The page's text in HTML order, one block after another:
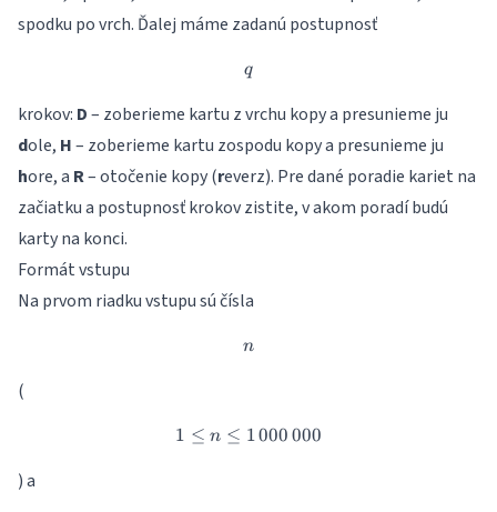
spodku po vrch. Ďalej máme zadanú postupnosť
q
q
krokov: D– zoberieme kartu z vrchu kopy a presunieme ju
dole, H– zoberieme kartu zospodu kopy a presunieme ju
hore, a R– otočenie kopy (reverz). Pre dané poradie kariet na
začiatku a postupnosť krokov zistite, v akom poradí budú
karty na konci.
Formát vstupu
Na prvom riadku vstupu sú čísla
n
n
(
1 \leq n \leq 1\,000\,000
1 ≤ n ≤ 1000 000
) a